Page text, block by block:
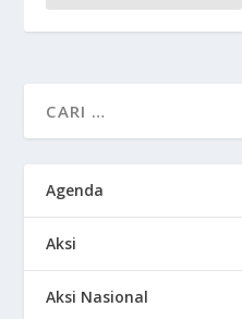
Agenda
Aksi
Aksi Nasional